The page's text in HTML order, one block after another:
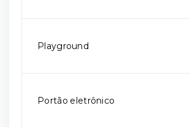
Playground
Portão eletrônico